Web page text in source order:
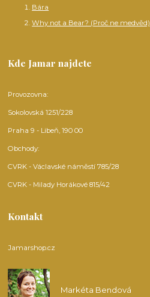
Bára
Why not a Bear? (Proč ne medvěd)
Kde Jamar najdete
Provozovna:
Sokolovská 1251/228
Praha 9 - Libeň, 190 00
Obchody:
CVRK - Václavské náměstí 785/28
CVRK - Milady Horákové 815/42
Kontakt
Jamarshop.cz
Markéta Bendová